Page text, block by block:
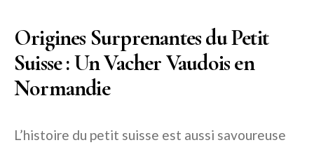
Origines Surprenantes du Petit
Suisse : Un Vacher Vaudois en
Normandie
L’histoire du petit suisse est aussi savoureuse